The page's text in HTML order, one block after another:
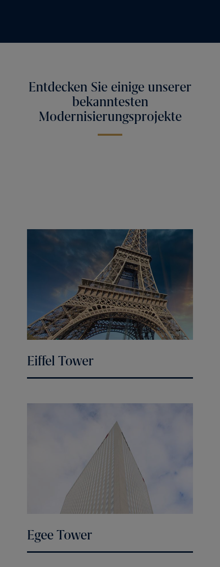
Entdecken Sie einige unserer
bekanntesten
Modernisierungsprojekte
Eiffel Tower
Egee Tower